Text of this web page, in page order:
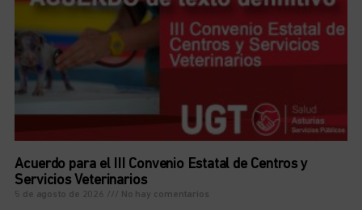
Acuerdo para el III Convenio Estatal de Centros y
Servicios Veterinarios
5 de agosto de 2026 No hay comentarios